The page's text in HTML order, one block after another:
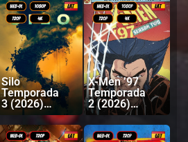
Ingles
Silo
Temporada
3 (2026)
Latino |
Inglés
X-Men ’97
Temporada
2 (2026)
Latino |
Inglés